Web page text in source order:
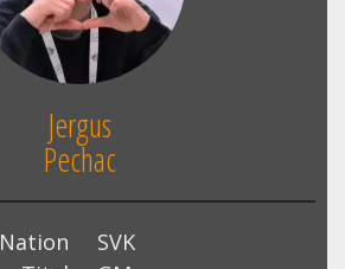
Jergus
Pechac
Nation
SVK